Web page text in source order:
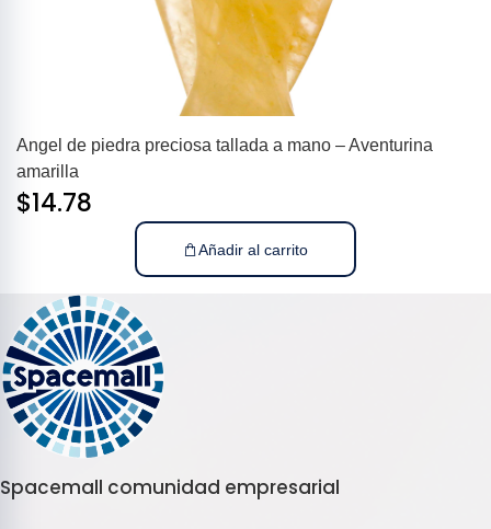
Angel de piedra preciosa tallada a mano – Aventurina
amarilla
$14.78
Añadir al carrito
Spacemall comunidad empresarial